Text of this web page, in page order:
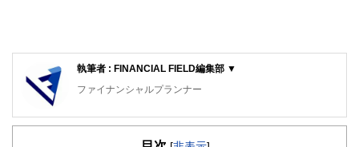
執筆者 : FINANCIAL FIELD編集部 ▼
ファイナンシャルプランナー
FinancialField編集部は、金融、経済に関する記事を、日々
知識がない方でも理解できるようわかりやすく発信していま